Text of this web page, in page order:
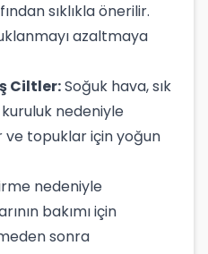
sıklıkla önerilir.
azaltmaya
Ciltler:Soğuk hava, sık
nedeniyle
topuklar için yoğun
nedeniyle
bakımı için
sonra